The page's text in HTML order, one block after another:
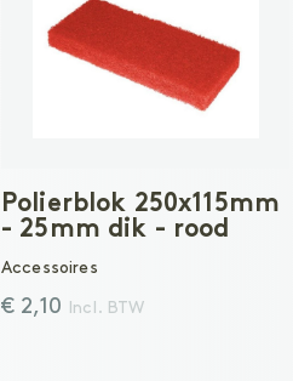
Polierblok 250x115mm
- 25mm dik - rood
Accessoires
€ 2,10 Incl. BTW